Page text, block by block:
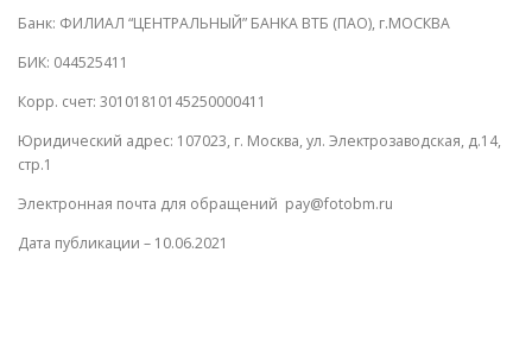
Банк: ФИЛИАЛ “ЦЕНТРАЛЬНЫЙ” БАНКА ВТБ (ПАО), г.МОСКВА
БИК: 044525411
Корр. счет: 30101810145250000411
Юридический адрес: 107023, г. Москва, ул. Электрозаводская, д.14,
стр.1
Электронная почта для обращений pay@fotobm.ru
Дата публикации – 10.06.2021